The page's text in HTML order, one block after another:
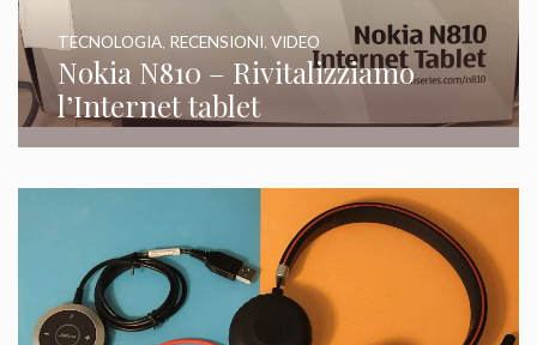
Nokia N810 – Rivitalizziamo
l’Internet tablet
TECNOLOGIA RECENSIONI ,VIDEO